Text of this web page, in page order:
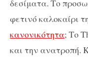
δεσίματα. Το
φετινό καλοκαίρι
κανονικότητα; Το
και την ανατροπή.